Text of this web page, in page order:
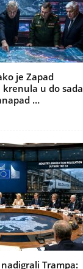
je Zapad
krenula u do sada
…
Trampa: